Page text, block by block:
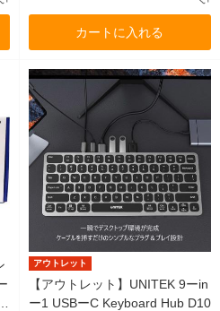
カートに入れる
アウトレット
【アウトレット】UNITEK 9ーin
ー1 USBーC Keyboard Hub D10